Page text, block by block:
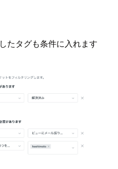
たタグも条件に入れます